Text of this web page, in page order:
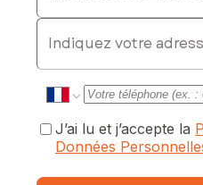
E-mail
J’ai lu et j’accepte la
Données